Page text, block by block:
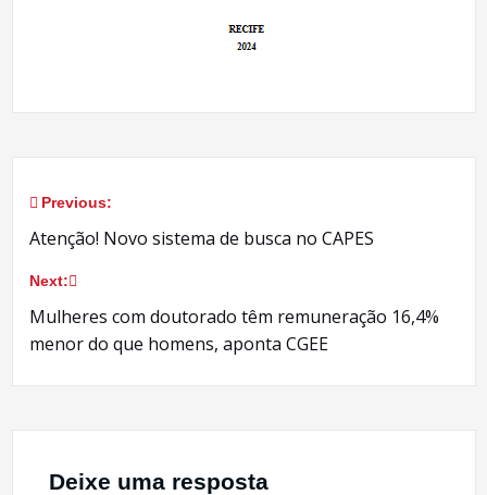
Navegação
Post
Previous:
Atenção! Novo sistema de busca no CAPES
Next:
Mulheres com doutorado têm remuneração 16,4%
menor do que homens, aponta CGEE
Deixe uma resposta